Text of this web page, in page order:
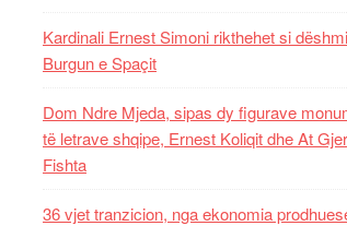
Kardinali Ernest Simoni rikthehet si
Burgun e Spaçit
Dom Ndre Mjeda, sipas dy figurave
të letrave shqipe, Ernest Koliqit dhe At
Fishta
36 vjet tranzicion, nga ekonomia